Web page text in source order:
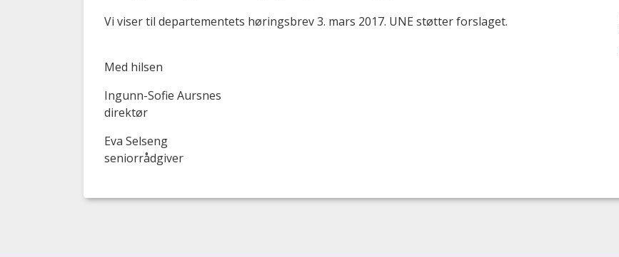
Vi viser til departementets høringsbrev 3. mars 2017. UNE støtter forslaget.
Med hilsen
Ingunn-Sofie Aursnes
direktør
Eva Selseng
seniorrådgiver